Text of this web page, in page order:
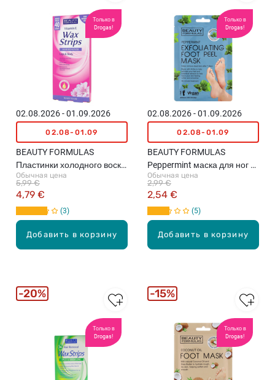
Только в
Drogas!
Добавить в корзину
02.08.2026 - 01.09.2026
02.08-01.09
BEAUTY FORMULAS
Пластинки холодного воска,
40шт.
Обычная цена
4,79 €
5,99 €
3
Только в
Drogas!
Добавить в корзину
02.08.2026 - 01.09.2026
02.08-01.09
BEAUTY FORMULAS
Peppermint маска для ног с
отшелушивающим
эффектом, 1пара
Обычная цена
2,54 €
2,99 €
5
Только в
Drogas!
20%
Только в
Drogas!
15%